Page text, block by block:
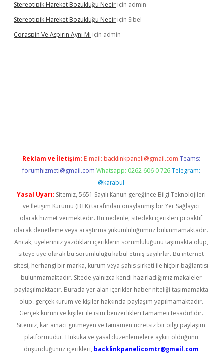
Stereotipik Hareket Bozukluğu Nedir için admin
Stereotipik Hareket Bozukluğu Nedir için Sibel
Coraspin Ve Aspirin Aynı Mı için admin
Reklam ve İletişim: E-mail: backlinkpaneli@gmail.com Teams:
forumhizmeti@gmail.com Whatsapp: 0262 606 0 726 Telegram:
@karabul
Yasal Uyarı: Sitemiz, 5651 Sayılı Kanun gereğince Bilgi Teknolojileri
ve İletişim Kurumu (BTK) tarafından onaylanmış bir Yer Sağlayıcı
olarak hizmet vermektedir. Bu nedenle, sitedeki içerikleri proaktif
olarak denetleme veya araştırma yükümlülüğümüz bulunmamaktadır.
Ancak, üyelerimiz yazdıkları içeriklerin sorumluluğunu taşımakta olup,
siteye üye olarak bu sorumluluğu kabul etmiş sayılırlar. Bu internet
sitesi, herhangi bir marka, kurum veya şahıs şirketi ile hiçbir bağlantısı
bulunmamaktadır. Sitede yalnızca kendi hazırladığımız makaleler
paylaşılmaktadır. Burada yer alan içerikler haber niteliği taşımamakta
olup, gerçek kurum ve kişiler hakkında paylaşım yapılmamaktadır.
Gerçek kurum ve kişiler ile isim benzerlikleri tamamen tesadüfidir.
Sitemiz, kar amacı gütmeyen ve tamamen ücretsiz bir bilgi paylaşım
platformudur. Hukuka ve yasal düzenlemelere aykırı olduğunu
düşündüğünüz içerikleri, backlinkpanelicomtr@gmail.com